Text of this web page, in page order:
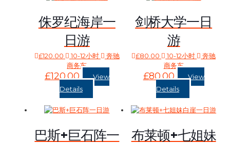
侏罗纪海岸一
日游
£120.00 10-12小时
奔驰
商务车
£120.00
View
Details
剑桥大学一日
游
£80.00 10-12小时
奔驰
商务车
£80.00
View
Details
巴斯+巨石阵一
布莱顿+七姐妹